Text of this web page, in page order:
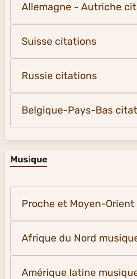
Allemagne - Autriche
Suisse citations
Russie citations
Belgique-Pays-Bas
Musique
Proche et Moyen-
Afrique du Nord
Amérique latine